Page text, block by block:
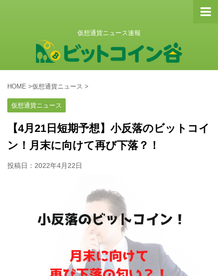
仮想通貨ニュース速報
HOME >仮想通貨ニュース >
仮想通貨ニュース
【4月21日短期予想】小反落のビットコイ
ン！月末に向けて再び下落？！
投稿日： 2022年4月22日